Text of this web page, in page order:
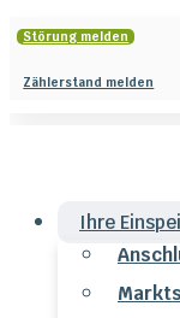
Störung melden
Zählerstand melden
Ihre